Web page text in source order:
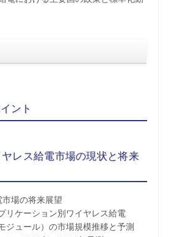
ント
レス給電市場の現状と将来
場の将来展望
ケーション別ワイヤレス給電
ュール）の市場規模推移と予測